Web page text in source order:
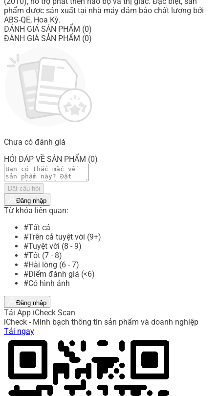
phẩm được sản xuất tại nhà máy đảm bảo chất lượng bởi
ABS-QE, Hoa Kỳ.
ĐÁNH GIÁ SẢN PHẨM (0)
ĐÁNH GIÁ SẢN PHẨM (0)
Chưa có đánh giá
HỎI ĐÁP VỀ SẢN PHẨM (0)
Đặt câu hỏi
Đăng nhập
Từ khóa liên quan:
#Tất cả
#Trên cả tuyệt vời (9+)
#Tuyệt vời (8 - 9)
#Tốt (7 - 8)
#Hài lòng (6 - 7)
#Điểm đánh giá (<6)
#Có hình ảnh
Đăng nhập
Tải App iCheck Scan
iCheck - Minh bạch thông tin sản phẩm và doanh nghiệp
Tải ngay